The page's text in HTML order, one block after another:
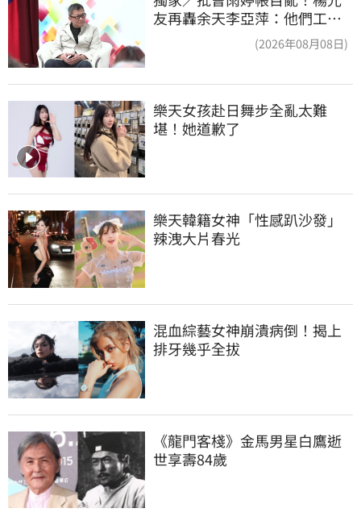
友再轟余天李亞萍：他們工會
(2026年08月08日)
樂天女孩赴日舞步全亂太難
堪！她道歉了
樂天韓籍女神「性感趴沙發」
辣洩大片春光
混血綜藝女神崩潰病倒！揭上
排牙幾乎全拔
《龍門客棧》金馬男星白鷹逝
世享壽84歲